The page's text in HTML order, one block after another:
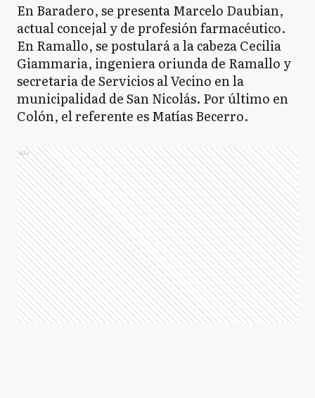
En Baradero, se presenta Marcelo Daubian,
actual concejal y de profesión farmacéutico.
En Ramallo, se postulará a la cabeza Cecilia
Giammaria, ingeniera oriunda de Ramallo y
secretaria de Servicios al Vecino en la
municipalidad de San Nicolás. Por último en
Colón, el referente es Matías Becerro.
Ads